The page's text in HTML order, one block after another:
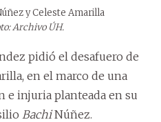
y Celeste Amarilla
Archivo ÚH.
pidió el desafuero de
en el marco de una
e injuria planteada en su
BachiNúñez.